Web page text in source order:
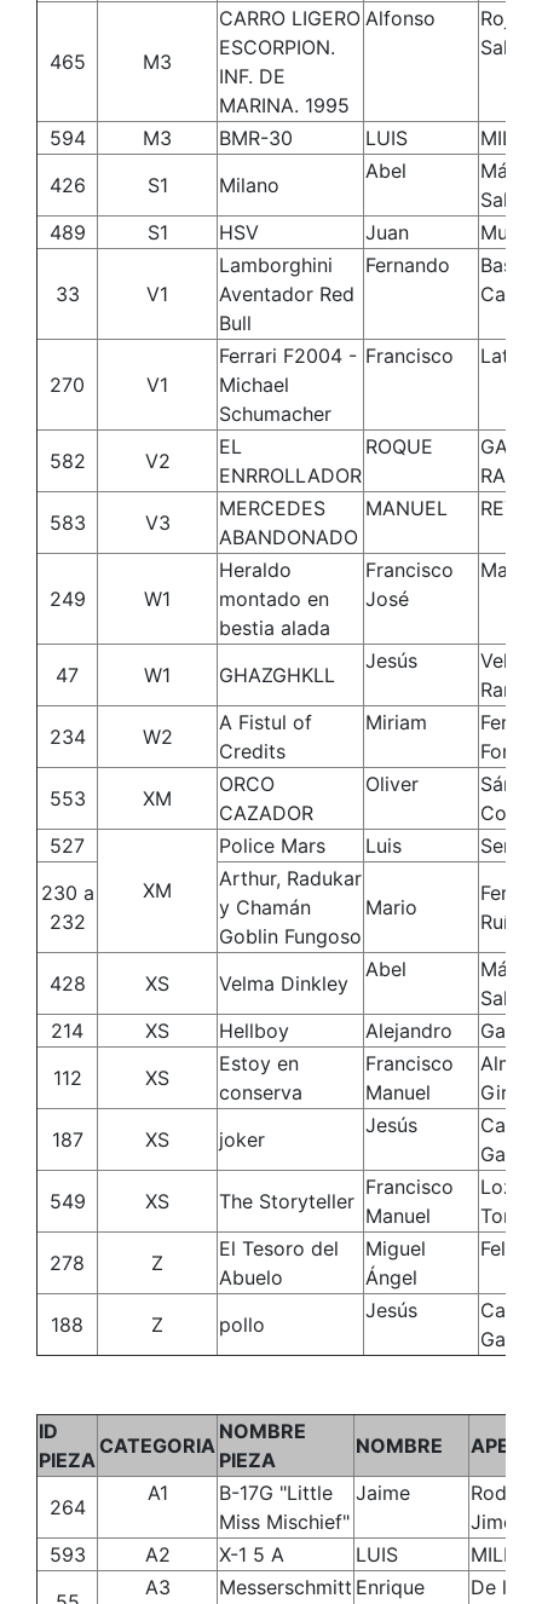
465 M3
CARRO LIGERO
ESCORPION.
INF. DE
MARINA. 1995
Alfonso
Rojas
594 M3 BMR-30 LUIS
426
S1 Milano
Abel
489
S1 HSV Juan
33 V1
Lamborghini
Aventador Red
Bull
Fernando
270 V1
Ferrari F2004 -
Michael
Schumacher
Francisco
582 V2
EL
ENRROLLADOR
ROQUE
583
V3
MERCEDES
ABANDONADO
MANUEL REY
249 W1
Heraldo
montado en
bestia alada
Francisco
José
Matos
47 W1 GHAZGHKLL
Jesús
Ramos
234
W2
A Fistul of
Credits
Miriam
Fortea
553
XM
ORCO
CAZADOR
Oliver
Correa
527
XM
Police Mars Luis
230 a
232
Arthur, Radukar
y Chamán
Goblin Fungoso
Mario
Ruíz
428 XS Velma Dinkley
Abel
214
XS Hellboy Alejandro
112
XS
Estoy en
conserva
Francisco
Manuel
Girón
187
XS joker
Jesús
García
549
XS The Storyteller
Francisco
Manuel
Torres
278
Z
El Tesoro del
Abuelo
Miguel
Ángel
Felipe
188 Z pollo
Jesús
García
ID
PIEZA
CATEGORIA
NOMBRE
PIEZA
NOMBRE
264
A1
B-17G "Little
Miss Mischief"
Jaime
593
A2 X-1 5 A LUIS
MILLAN
A3 Messerschmitt Enrique De los